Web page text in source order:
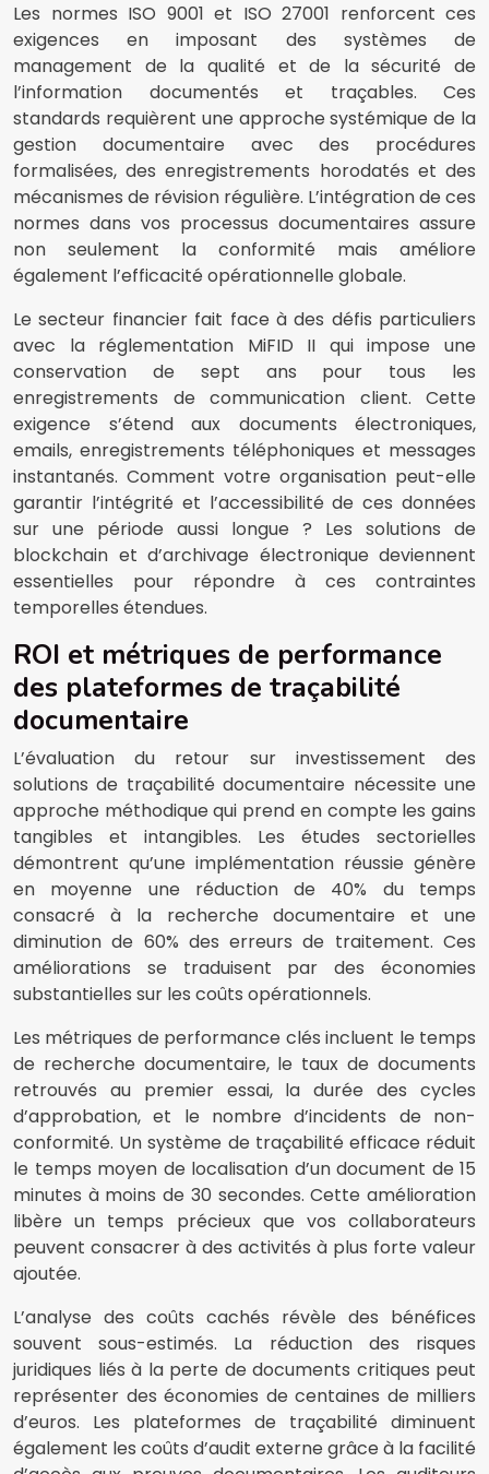
Les normes ISO 9001 et ISO 27001 renforcent ces
exigences en imposant des systèmes de
management de la qualité et de la sécurité de
l’information documentés et traçables. Ces
standards requièrent une approche systémique de la
gestion documentaire avec des procédures
formalisées, des enregistrements horodatés et des
mécanismes de révision régulière. L’intégration de ces
normes dans vos processus documentaires assure
non seulement la conformité mais améliore
également l’efficacité opérationnelle globale.
Le secteur financier fait face à des défis particuliers
avec la réglementation MiFID II qui impose une
conservation de sept ans pour tous les
enregistrements de communication client. Cette
exigence s’étend aux documents électroniques,
emails, enregistrements téléphoniques et messages
instantanés. Comment votre organisation peut-elle
garantir l’intégrité et l’accessibilité de ces données
sur une période aussi longue ? Les solutions de
blockchain et d’archivage électronique deviennent
essentielles pour répondre à ces contraintes
temporelles étendues.
ROI et métriques de performance
des plateformes de traçabilité
documentaire
L’évaluation du retour sur investissement des
solutions de traçabilité documentaire nécessite une
approche méthodique qui prend en compte les gains
tangibles et intangibles. Les études sectorielles
démontrent qu’une implémentation réussie génère
en moyenne une réduction de 40% du temps
consacré à la recherche documentaire et une
diminution de 60% des erreurs de traitement. Ces
améliorations se traduisent par des économies
substantielles sur les coûts opérationnels.
Les métriques de performance clés incluent le temps
de recherche documentaire, le taux de documents
retrouvés au premier essai, la durée des cycles
d’approbation, et le nombre d’incidents de non-
conformité. Un système de traçabilité efficace réduit
le temps moyen de localisation d’un document de 15
minutes à moins de 30 secondes. Cette amélioration
libère un temps précieux que vos collaborateurs
peuvent consacrer à des activités à plus forte valeur
ajoutée.
L’analyse des coûts cachés révèle des bénéfices
souvent sous-estimés. La réduction des risques
juridiques liés à la perte de documents critiques peut
représenter des économies de centaines de milliers
d’euros. Les plateformes de traçabilité diminuent
également les coûts d’audit externe grâce à la facilité